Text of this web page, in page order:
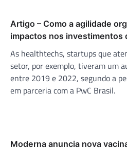
Artigo – Como a agilidade
impactos nos investimentos
As healthtechs, startups que
setor, por exemplo, tiveram um
entre 2019 e 2022, segundo a
em parceria com a PwC Brasil.
Moderna anuncia nova